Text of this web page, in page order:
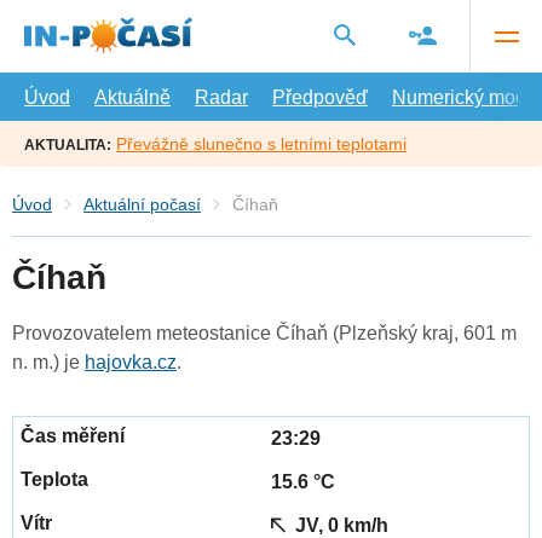
hlavní
Úvod
Aktuálně Radar Předpověď Numerický model
AKTUALITA: Převážně slunečno s letními teplotami
Úvod Aktuální počasí Číhaň
Číhaň
Provozovatelem meteostanice Číhaň (Plzeňský kraj, 601 m
n. m.) je hajovka.cz.
23:29
15.6 °C
JV, 0 km/h